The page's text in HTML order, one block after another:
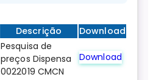
Descrição
Download
Pesquisa de
preços Dispensa
0022019 CMCN
Download